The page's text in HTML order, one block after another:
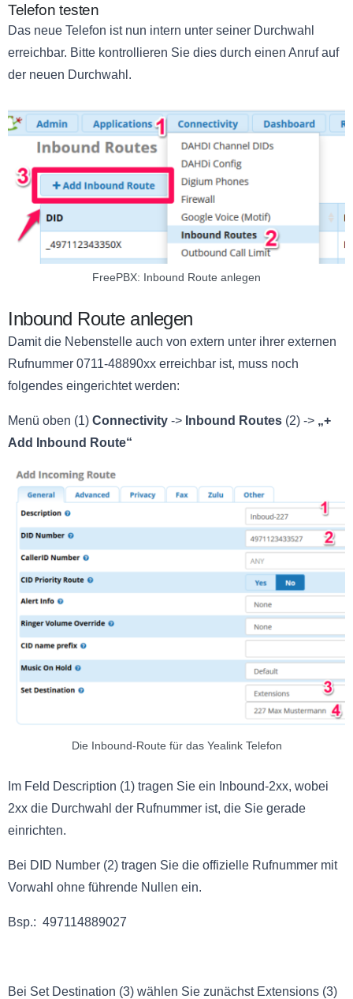
Telefon testen
Das neue Telefon ist nun intern unter seiner Durchwahl
erreichbar. Bitte kontrollieren Sie dies durch einen Anruf auf
der neuen Durchwahl.
FreePBX: Inbound Route anlegen
Inbound Route anlegen
Damit die Nebenstelle auch von extern unter ihrer externen
Rufnummer 0711-48890xx erreichbar ist, muss noch
folgendes eingerichtet werden:
Menü oben (1) Connectivity -> Inbound Routes (2) -> „+
Add Inbound Route“
Die Inbound-Route für das Yealink Telefon
Im Feld Description (1) tragen Sie ein Inbound-2xx, wobei
2xx die Durchwahl der Rufnummer ist, die Sie gerade
einrichten.
Bei DID Number (2) tragen Sie die offizielle Rufnummer mit
Vorwahl ohne führende Nullen ein.
Bsp.: 497114889027
Bei Set Destination (3) wählen Sie zunächst Extensions (3)